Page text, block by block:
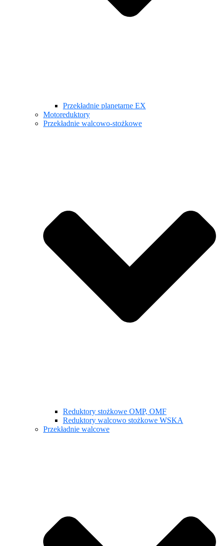
Przekładnie planetarne EX
Motoreduktory
Przekładnie walcowo-stożkowe
Reduktory stożkowe OMP, OMF
Reduktory walcowo stożkowe WSKA
Przekładnie walcowe